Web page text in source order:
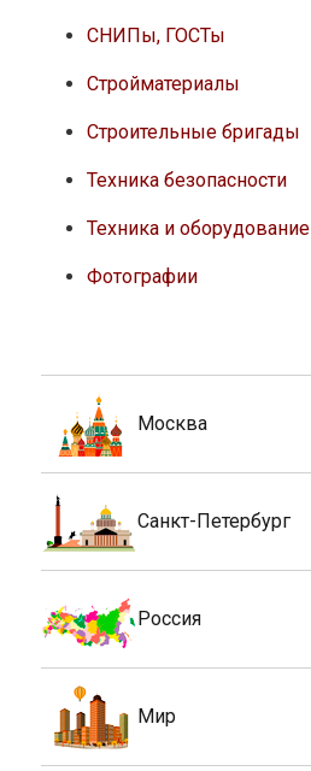
СНИПы, ГОСТы
Стройматериалы
Строительные бригады
Техника безопасности
Техника и оборудование
Фотографии
Москва
Санкт-Петербург
Россия
Мир